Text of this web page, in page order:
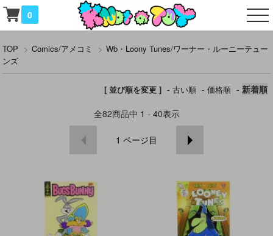
0
TOP > Comics/アメコミ > Wb・Loony Tunes/ワーナー・ルーニーテュー
ンズ
[ 並び順を変更 ] - 古い順 - 価格順 - 新着順
全82商品中 1 - 40表示
1 ページ目